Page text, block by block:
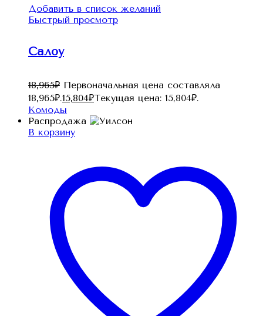
Добавить в список желаний
Быстрый просмотр
Салоу
18,965₽ Первоначальная цена составляла
18,965₽.15,804₽Текущая цена: 15,804₽.
Комоды
Распродажа
В корзину